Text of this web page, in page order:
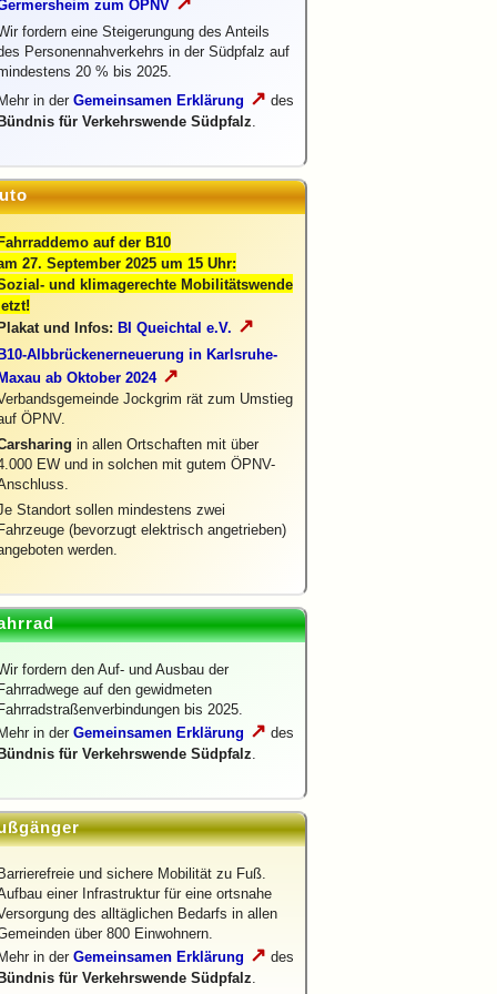
zum ÖPNV
fordern eine Steigerungung des Anteils
Personennahverkehrs in der Südpfalz auf
20 % bis 2025.
in der Gemeinsamen Erklärung ↗ des
für Verkehrswende Südpfalz.
auf der B10
27. September 2025 um 15 Uhr:
und klimagerechte Mobilitätswende
und Infos: BI Queichtal e.V. ↗
Albbrückenerneuerung in Karlsruhe-
ab Oktober 2024↗
Jockgrim rät zum Umstieg
ÖPNV.
in allen Ortschaften mit über
EW und in solchen mit gutem ÖPNV-
Standort sollen mindestens zwei
(bevorzugt elektrisch angetrieben)
werden.
fordern den Auf- und Ausbau der
auf den gewidmeten
bis 2025.
in der Gemeinsamen Erklärung ↗ des
für Verkehrswende Südpfalz.
und sichere Mobilität zu Fuß.
einer Infrastruktur für eine ortsnahe
des alltäglichen Bedarfs in allen
über 800 Einwohnern.
in der Gemeinsamen Erklärung ↗ des
für Verkehrswende Südpfalz.